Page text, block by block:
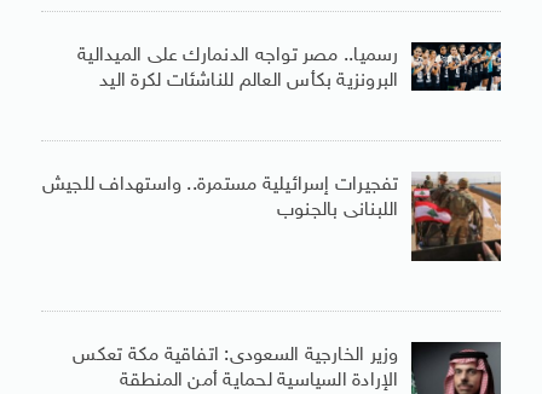
رسميا.. مصر تواجه الدنمارك على الميدالية
البرونزية بكأس العالم للناشئات لكرة اليد
تفجيرات إسرائيلية مستمرة.. واستهداف للجيش
اللبنانى بالجنوب
وزير الخارجية السعودى: اتفاقية مكة تعكس
الإرادة السياسية لحماية أمن المنطقة